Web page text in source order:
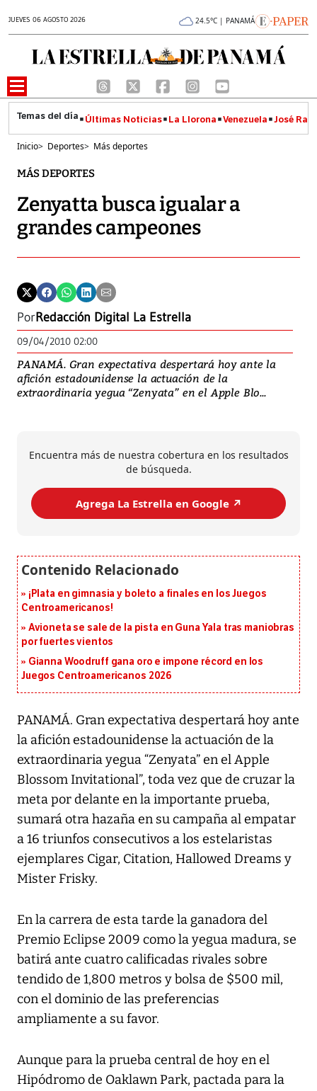
JUEVES 06 AGOSTO 2026 24.5°C | PANAMÁ
Últimas Noticias La Llorona Venezuela José
Inicio> Deportes> Más deportes
MÁS DEPORTES
Zenyatta busca igualar a
grandes campeones
PorRedacción Digital La Estrella
09/04/2010 02:00
PANAMÁ. Gran expectativa despertará hoy ante la
afición estadounidense la actuación de la
extraordinaria yegua “Zenyata” en el Apple Blo...
Encuentra más de nuestra cobertura en los resultados
de búsqueda.
Agrega La Estrella en Google ↗️
¡Plata en gimnasia y boleto a finales en los Juegos
Centroamericanos!
Avioneta se sale de la pista en Guna Yala tras maniobras
por fuertes vientos
Gianna Woodruff gana oro e impone récord en los
Juegos Centroamericanos 2026
PANAMÁ. Gran expectativa despertará hoy ante
la afición estadounidense la actuación de la
extraordinaria yegua “Zenyata” en el Apple
Blossom Invitational”, toda vez que de cruzar la
meta por delante en la importante prueba,
sumará otra hazaña en su campaña al empatar
a 16 triunfos consecutivos a los estelaristas
ejemplares Cigar, Citation, Hallowed Dreams y
Mister Frisky.
En la carrera de esta tarde la ganadora del
Premio Eclipse 2009 como la yegua madura, se
batirá ante cuatro calificadas rivales sobre
tendido de 1,800 metros y bolsa de $500 mil,
con el dominio de las preferencias
ampliamente a su favor.
Aunque para la prueba central de hoy en el
Hipódromo de Oaklawn Park, pactada para la